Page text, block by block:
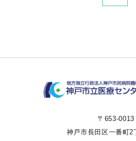
〒653-0013
神戸市長田区一番町2